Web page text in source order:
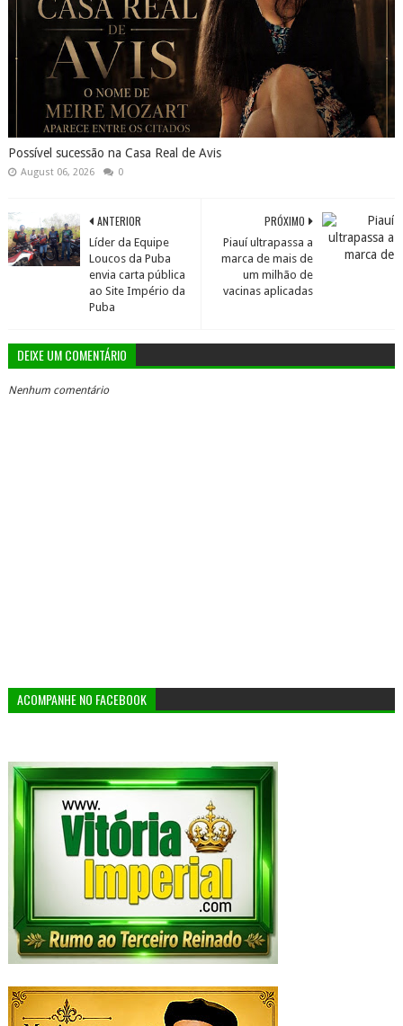
Possível sucessão na Casa Real de Avis
August 06, 2026 0
PRÓXIMO
Piauí ultrapassa a
marca de mais de
um milhão de
vacinas aplicadas
ANTERIOR
Líder da Equipe
Loucos da Puba
envia carta pública
ao Site Império da
Puba
DEIXE UM COMENTÁRIO
Nenhum comentário
ACOMPANHE NO FACEBOOK